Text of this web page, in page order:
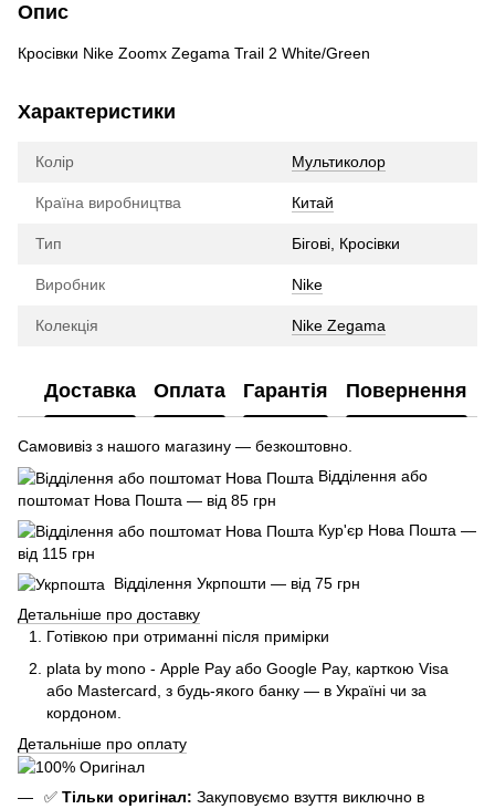
Опис
Кросівки Nike Zoomx Zegama Trail 2 White/Green
Характеристики
Колір Мультиколор
Країна виробництва Китай
Тип Бігові, Кросівки
Виробник Nike
Колекція Nike Zegama
Доставка Оплата Гарантія Повернення
Самовивіз з нашого магазину — безкоштовно.
Відділення або
поштомат Нова Пошта — від 85 грн
Кур'єр Нова Пошта —
від 115 грн
Відділення Укрпошти — від 75 грн
Детальніше про доставку
Готівкою при отриманні після примірки
plata by mono - Apple Pay або Google Pay, карткою Visa
або Mastercard, з будь-якого банку — в Україні чи за
кордоном.
Детальніше про оплату
✅ Тільки оригінал: Закуповуємо взуття виключно в